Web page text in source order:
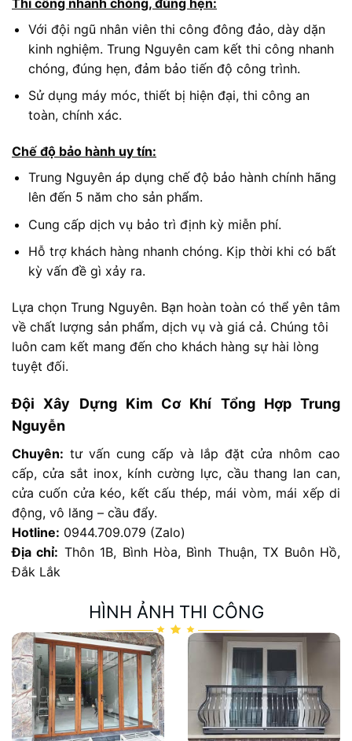
Với đội ngũ nhân viên thi công đông đảo, dày dặn
kinh nghiệm. Trung Nguyên cam kết thi công nhanh
chóng, đúng hẹn, đảm bảo tiến độ công trình.
Sử dụng máy móc, thiết bị hiện đại, thi công an
toàn, chính xác.
Chế độ bảo hành uy tín:
Trung Nguyên áp dụng chế độ bảo hành chính hãng
lên đến 5 năm cho sản phẩm.
Cung cấp dịch vụ bảo trì định kỳ miễn phí.
Hỗ trợ khách hàng nhanh chóng. Kịp thời khi có bất
kỳ vấn đề gì xảy ra.
Lựa chọn Trung Nguyên. Bạn hoàn toàn có thể yên tâm
về chất lượng sản phẩm, dịch vụ và giá cả. Chúng tôi
luôn cam kết mang đến cho khách hàng sự hài lòng
tuyệt đối.
Đội Xây Dựng Kim Cơ Khí Tổng Hợp Trung
Nguyễn
Chuyên: tư vấn cung cấp và lắp đặt cửa nhôm cao
cấp, cửa sắt inox, kính cường lực, cầu thang lan can,
cửa cuốn cửa kéo, kết cấu thép, mái vòm, mái xếp di
động, vô lăng – cầu đẩy.
Hotline: 0944.709.079 (Zalo)
Địa chỉ: Thôn 1B, Bình Hòa, Bình Thuận, TX Buôn Hồ,
Đắk Lắk
HÌNH ẢNH THI CÔNG